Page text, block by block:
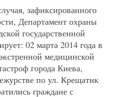
зафиксированного
Департамент охраны
государственной
02 марта 2014 года в
медицинской
города Киева,
по ул. Крещатик
граждане с